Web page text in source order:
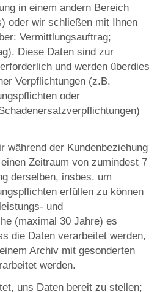
in einem andern Bereich
oder wir schließen mit Ihnen
Vermittlungsauftrag;
Diese Daten sind zur
und werden überdies
Verpflichtungen (z.B.
oder
während der Kundenbeziehung
Zeitraum von zumindest 7
derselben, insbes. um
erfüllen zu können
und
(maximal 30 Jahre) es
die Daten verarbeitet werden,
Archiv mit gesonderten
werden.
uns Daten bereit zu stellen;